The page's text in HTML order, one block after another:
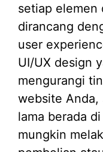
setiap elemen
dirancang
user
UI/UX design
mengurangi
website Anda,
lama berada
mungkin